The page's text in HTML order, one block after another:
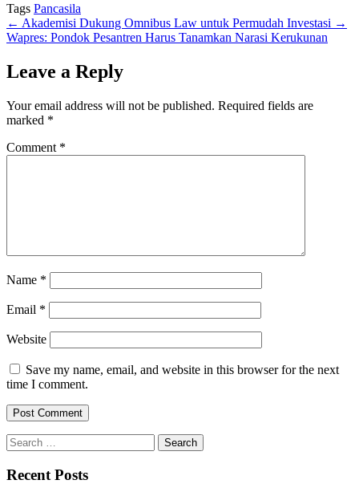
Tags Pancasila
← Akademisi Dukung Omnibus Law untuk Permudah Investasi →
Wapres: Pondok Pesantren Harus Tanamkan Narasi Kerukunan
Leave a Reply
Your email address will not be published. Required fields are
marked *
Comment *
Name *
Email *
Website
Save my name, email, and website in this browser for the next
time I comment.
Search
for:
Recent Posts